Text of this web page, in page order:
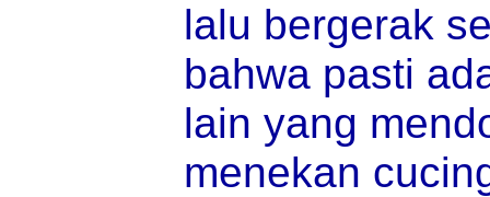
lalu bergerak
bahwa pasti
lain yang
menekan